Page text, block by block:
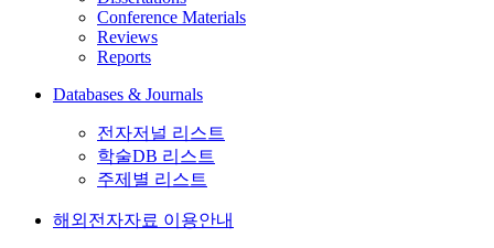
Conference Materials
Reviews
Reports
Databases & Journals
전자저널 리스트
학술DB 리스트
주제별 리스트
해외전자자료 이용안내